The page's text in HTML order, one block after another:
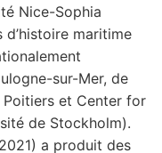
Nice-Sophia
maritime
sur-Mer, de
et Center for
de Stockholm).
a produit des